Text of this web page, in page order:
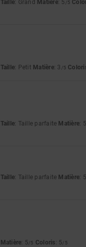
Taille: Grand Matière: 5 /5
Taille: Petit Matière: 3 /5
Taille: Taille parfaite Matière: 5
Taille: Taille parfaite Matière: 5
Matière: 5/5 Coloris: 5/5